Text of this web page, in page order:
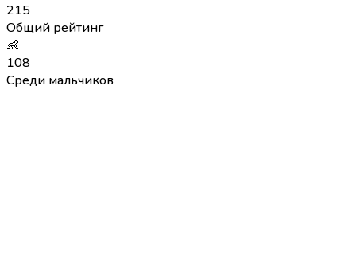
215
Общий рейтинг
👶
108
Среди мальчиков